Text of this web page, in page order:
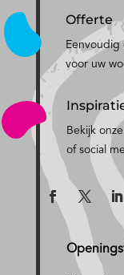
Offerte
Eenvoudig
voor uw
Bekijk
of social